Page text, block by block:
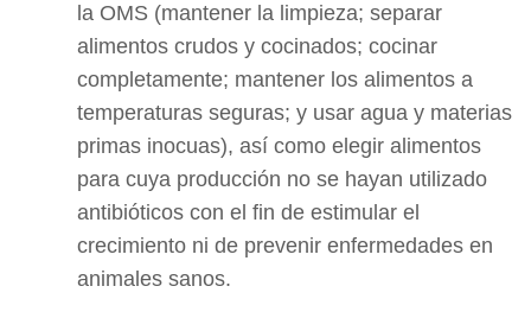
la OMS (mantener la limpieza; separar
alimentos crudos y cocinados; cocinar
completamente; mantener los alimentos a
temperaturas seguras; y usar agua y materias
primas inocuas), así como elegir alimentos
para cuya producción no se hayan utilizado
antibióticos con el fin de estimular el
crecimiento ni de prevenir enfermedades en
animales sanos.